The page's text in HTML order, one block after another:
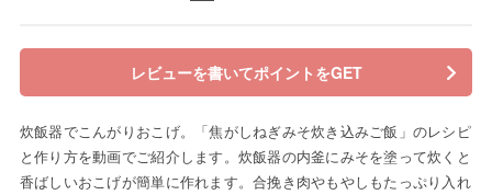
レビューを書いてポイントをGET
炊飯器でこんがりおこげ。「焦がしねぎみそ炊き込みご飯」のレシピ
と作り方を動画でご紹介します。炊飯器の内釜にみそを塗って炊くと
香ばしいおこげが簡単に作れます。合挽き肉やもやしもたっぷり入れ